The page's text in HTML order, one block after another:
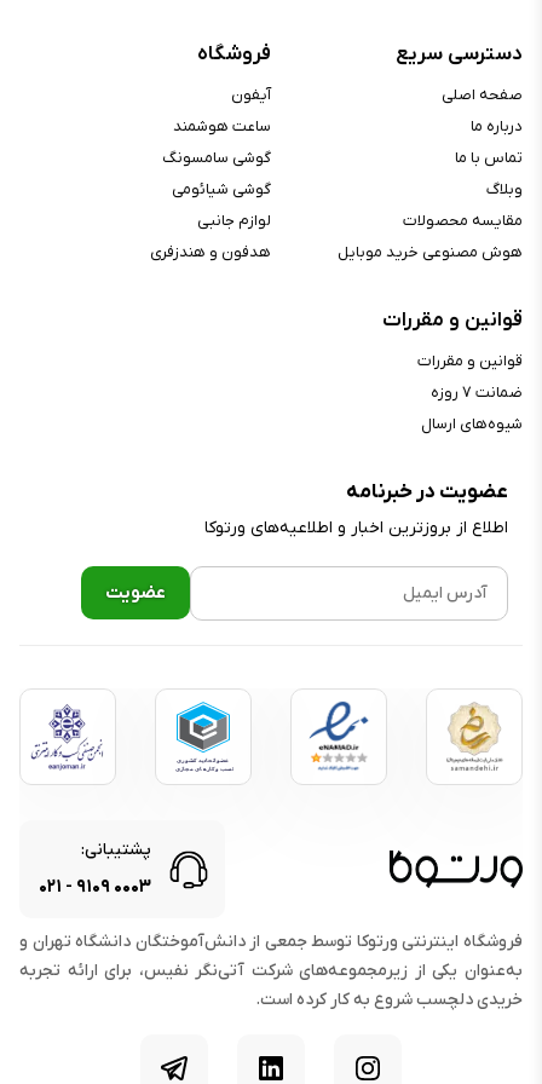
وای‌فای :
ندارد
نسخه ۵.۳
NFC :
ندارد
پشتیبانی از سیم‌کارت :
ندارد
محتویات جعبه :
عضویت در خبرنامه
اطلاع از بروز‌ترین اخبار و اطلاعیه‌های ورتوکا
دسترسی سریع
صفحه اصلی
درباره ما
تماس با ما
وبلاگ
مقایسه محصولات
هوش مصنوعی خرید موبایل
فروشگاه
آیفون
ساعت هوشمند
گوشی سامسونگ
گوشی شیائومی
لوازم جانبی
هدفون و هندزفری
قوانین و مقررات
قوانین و مقررات
ضمانت ۷ روزه
شیوه‌های ارسال
پشتیبانی:
۰۰۰۳ ۹۱۰۹ - ۰۲۱
فروشگاه اینترنتی ورتوکا توسط جمعی از دانش‌آموختگان دانشگاه تهران و
به‌عنوان یکی از زیرمجموعه‌های شرکت آتی‌نگر نفیس، برای ارائه تجربه
خریدی دلچسب شروع به کار کرده است.
اینستاگرام لینکدین